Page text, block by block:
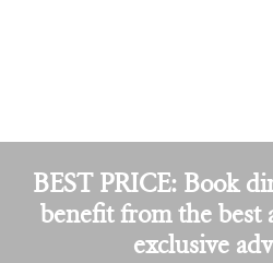
BEST PRICE: Book
benefit from the best
exclusive